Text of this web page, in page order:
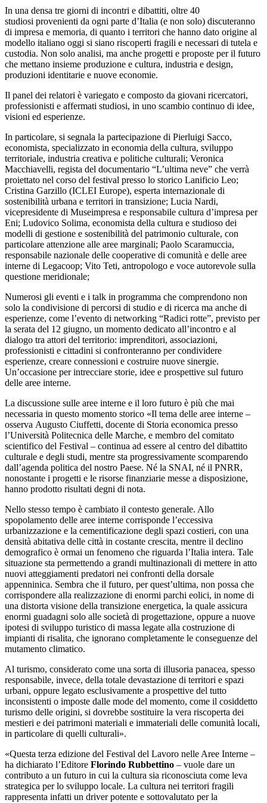
In una densa tre giorni di incontri e dibattiti, oltre 40
studiosi provenienti da ogni parte d’Italia (e non solo) discuteranno
di impresa e memoria, di quanto i territori che hanno dato origine al
modello italiano oggi si siano riscoperti fragili e necessari di tutela e
custodia. Non solo analisi, ma anche progetti e proposte per il futuro
che mettano insieme produzione e cultura, industria e design,
produzioni identitarie e nuove economie.
Il panel dei relatori è variegato e composto da giovani ricercatori,
professionisti e affermati studiosi, in uno scambio continuo di idee,
visioni ed esperienze.
In particolare, si segnala la partecipazione di Pierluigi Sacco,
economista, specializzato in economia della cultura, sviluppo
territoriale, industria creativa e politiche culturali; Veronica
Macchiavelli, regista del documentario “L’ultima neve” che verrà
proiettato nel corso del festival presso lo storico Lanificio Leo;
Cristina Garzillo (ICLEI Europe), esperta internazionale di
sostenibilità urbana e territori in transizione; Lucia Nardi,
vicepresidente di Museimpresa e responsabile cultura d’impresa per
Eni; Ludovico Solima, economista della cultura e studioso dei
modelli di gestione e sostenibilità del patrimonio culturale, con
particolare attenzione alle aree marginali; Paolo Scaramuccia,
responsabile nazionale delle cooperative di comunità e delle aree
interne di Legacoop; Vito Teti, antropologo e voce autorevole sulla
questione meridionale;
Numerosi gli eventi e i talk in programma che comprendono non
solo la condivisione di percorsi di studio e di ricerca ma anche di
esperienze, come l’evento di networking “Radici rotte”, previsto per
la serata del 12 giugno, un momento dedicato all’incontro e al
dialogo tra attori del territorio: imprenditori, associazioni,
professionisti e cittadini si confronteranno per condividere
esperienze, creare connessioni e costruire nuove sinergie.
Un’occasione per intrecciare storie, idee e prospettive sul futuro
delle aree interne.
La discussione sulle aree interne e il loro futuro è più che mai
necessaria in questo momento storico «Il tema delle aree interne –
osserva Augusto Ciuffetti, docente di Storia economica presso
l’Università Politecnica delle Marche, e membro del comitato
scientifico del Festival – continua ad essere al centro del dibattito
culturale e degli studi, mentre sta progressivamente scomparendo
dall’agenda politica del nostro Paese. Né la SNAI, né il PNRR,
nonostante i progetti e le risorse finanziarie messe a disposizione,
hanno prodotto risultati degni di nota.
Nello stesso tempo è cambiato il contesto generale. Allo
spopolamento delle aree interne corrisponde l’eccessiva
urbanizzazione e la cementificazione degli spazi costieri, con una
densità abitativa delle città in costante crescita, mentre il declino
demografico è ormai un fenomeno che riguarda l’Italia intera. Tale
situazione sta permettendo a grandi multinazionali di mettere in atto
nuovi atteggiamenti predatori nei confronti della dorsale
appenninica. Sembra che il futuro, per quest’ultima, non possa che
corrispondere alla realizzazione di enormi parchi eolici, in nome di
una distorta visione della transizione energetica, la quale assicura
enormi guadagni solo alle società di progettazione, oppure a nuove
ipotesi di sviluppo turistico di massa legate alla costruzione di
impianti di risalita, che ignorano completamente le conseguenze del
mutamento climatico.
Al turismo, considerato come una sorta di illusoria panacea, spesso
responsabile, invece, della totale devastazione di territori e spazi
urbani, oppure legato esclusivamente a prospettive del tutto
inconsistenti o imposte dalle mode del momento, come il cosiddetto
turismo delle origini, si dovrebbe sostituire la vera riscoperta dei
mestieri e dei patrimoni materiali e immateriali delle comunità locali,
in particolare di quelli culturali».
«Questa terza edizione del Festival del Lavoro nelle Aree Interne –
ha dichiarato l’Editore Florindo Rubbettino – vuole dare un
contributo a un futuro in cui la cultura sia riconosciuta come leva
strategica per lo sviluppo locale. La cultura nei territori fragili
rappresenta infatti un driver potente e sottovalutato per la